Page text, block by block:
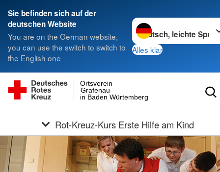
Sie befinden sich auf der
deutschen Website
You are on the German website,
you can use the switch to switch to
the English one
Sprache wechseln zu
Alles klar
in Baden Würtemberg
Grafenau
Ortsverein
Rot-Kreuz-Kurs Erste Hilfe am Kind